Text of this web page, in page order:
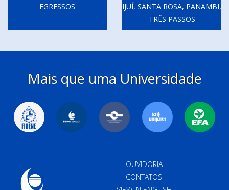
EGRESSOS
IJUÍ, SANTA ROSA, PANAMBI,
TRÊS PASSOS
Mais que uma Universidade
OUVIDORIA
CONTATOS